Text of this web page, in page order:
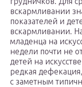
вскармливании
показателей и
вскармливании.
младенца на
недели почти не
детей на
редкая
с заметным